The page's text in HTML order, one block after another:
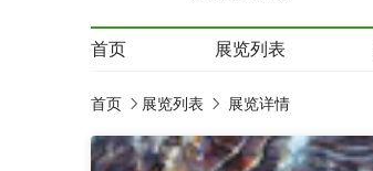
首页 展览列表
首页 展览列表 展览详情